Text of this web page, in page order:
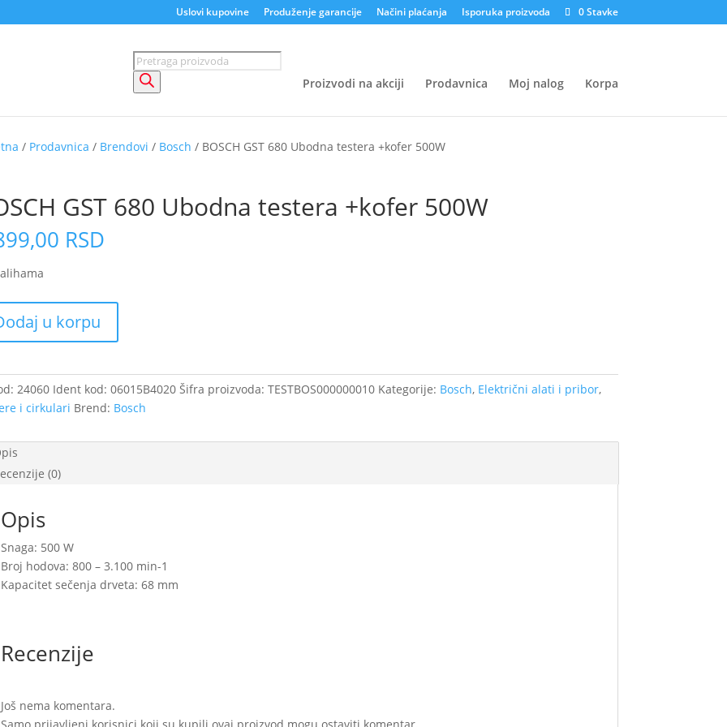
Uslovi kupovine Produženje garancije Načini plaćanja Isporuka proizvoda 0 Stavke
Products
search
Proizvodi na akciji
Prodavnica Moj nalog Korpa
/ Prodavnica / Brendovi / Bosch / BOSCH GST 680 Ubodna testera +kofer 500W
GST 680 Ubodna testera +kofer 500W
RSD
u korpu
24060 Ident kod: 06015B4020 Šifra proizvoda: TESTBOS000000010 Kategorije: Bosch, Električni alati i pribor,
i cirkulari Brend: Bosch
(0)
Opis
Snaga: 500 W
Broj hodova: 800 – 3.100 min-1
Kapacitet sečenja drveta: 68 mm
Recenzije
Još nema komentara.